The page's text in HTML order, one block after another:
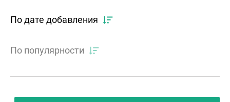
По дате добавления
По популярности